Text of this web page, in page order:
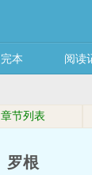
完本 阅读
章节列表
罗根